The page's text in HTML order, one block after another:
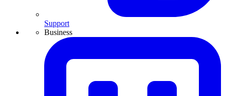
Support
Business